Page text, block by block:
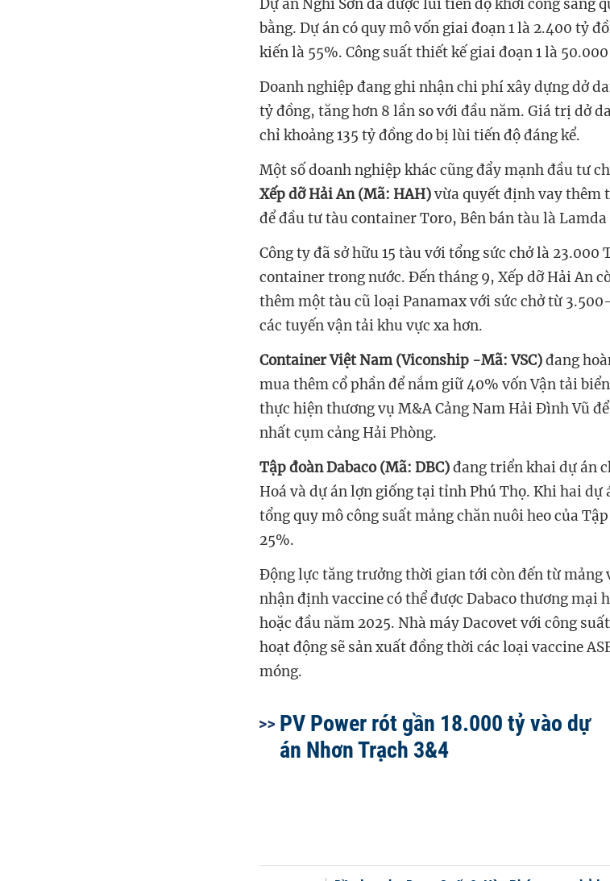
Dự án Nghi Sơn đã được lùi tiến độ khởi công sang
bằng. Dự án có quy mô vốn giai đoạn 1 là 2.400 tỷ
kiến là 55%. Công suất thiết kế giai đoạn 1 là
Doanh nghiệp đang ghi nhận chi phí xây dựng dở
tỷ đồng, tăng hơn 8 lần so với đầu năm. Giá trị dở
chỉ khoảng 135 tỷ đồng do bị lùi tiến độ đáng kể.
Một số doanh nghiệp khác cũng đẩy mạnh đầu tư
Xếp dỡ Hải An (Mã: HAH)vừa quyết định vay thêm
đểđầu tư tàu container Toro, Bên bán tàu là
Công ty đã sở hữu 15 tàu với tổng sức chở là 23.000
container trong nước. Đến tháng 9, Xếp dỡ Hải An
thêm một tàu cũ loại Panamax với sức chở từ
các tuyến vận tải khu vực xa hơn.
Container Việt Nam (Viconship -Mã: VSC)đang
mua thêm cổ phần để nắm giữ 40% vốn Vận tải
thực hiện thương vụ M&ACảng Nam Hải Đình Vũ
nhất cụm cảng Hải Phòng.
Tập đoàn Dabaco (Mã: DBC)đang triển khai dự án
Hoá và dự án lợn giống tại tỉnh Phú Thọ. Khi hai dự
tổng quy mô công suất mảng chăn nuôi heo của
25%.
Động lực tăng trưởng thời gian tới còn đến từ mảng
nhận định vaccine có thể được Dabaco thương mại
hoặc đầu năm 2025. Nhà máy Dacovet với công
hoạt động sẽ sản xuất đồng thời các loại vaccine
móng.
PV Power rót gần 18.000 tỷ vào dự
án Nhơn Trạch 3&4